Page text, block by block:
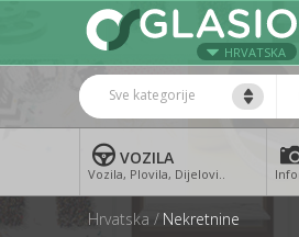
HRVATSKA
Sve kategorije
VOZILA
Vozila, Plovila, Dijelovi..
Hrvatska Nekretnine